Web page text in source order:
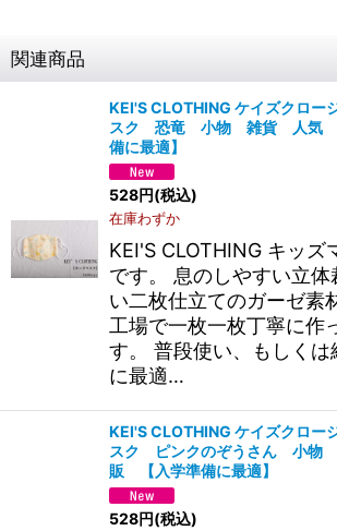
関連商品
KEI'S CLOTHING ケイズクロ
スク 恐竜 小物 雑貨 人気
備に最適】
528円(税込)
在庫わずか
KEI'S CLOTHING キッ
です。 息のしやすい立
い二枚仕立てのガーゼ素
工場で一枚一枚丁寧に作
す。 普段使い、もしくは
に最適…
KEI'S CLOTHING ケイズクロ
スク ピンクのぞうさん 小
販 【入学準備に最適】
528円(税込)